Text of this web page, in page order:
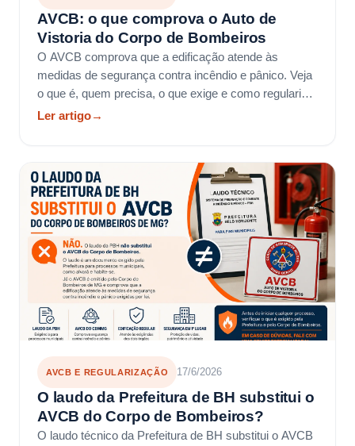
AVCB: o que comprova o Auto de
Vistoria do Corpo de Bombeiros
O AVCB comprova que a edificação atende às
medidas de segurança contra incêndio e pânico. Veja
o que é, quem precisa, o que exige e como regularizar
em MG.
Ler artigo→
AVCB E REGULARIZAÇÃO 17/6/2026
O laudo da Prefeitura de BH substitui o
AVCB do Corpo de Bombeiros?
O laudo técnico da Prefeitura de BH substitui o AVCB